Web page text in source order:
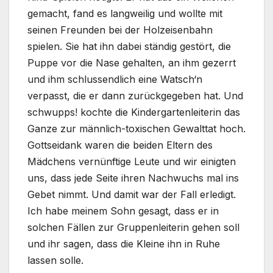
gemacht, fand es langweilig und wollte mit
seinen Freunden bei der Holzeisenbahn
spielen. Sie hat ihn dabei ständig gestört, die
Puppe vor die Nase gehalten, an ihm gezerrt
und ihm schlussendlich eine Watsch‘n
verpasst, die er dann zurückgegeben hat. Und
schwupps! kochte die Kindergartenleiterin das
Ganze zur männlich-toxischen Gewalttat hoch.
Gottseidank waren die beiden Eltern des
Mädchens vernünftige Leute und wir einigten
uns, dass jede Seite ihren Nachwuchs mal ins
Gebet nimmt. Und damit war der Fall erledigt.
Ich habe meinem Sohn gesagt, dass er in
solchen Fällen zur Gruppenleiterin gehen soll
und ihr sagen, dass die Kleine ihn in Ruhe
lassen solle.